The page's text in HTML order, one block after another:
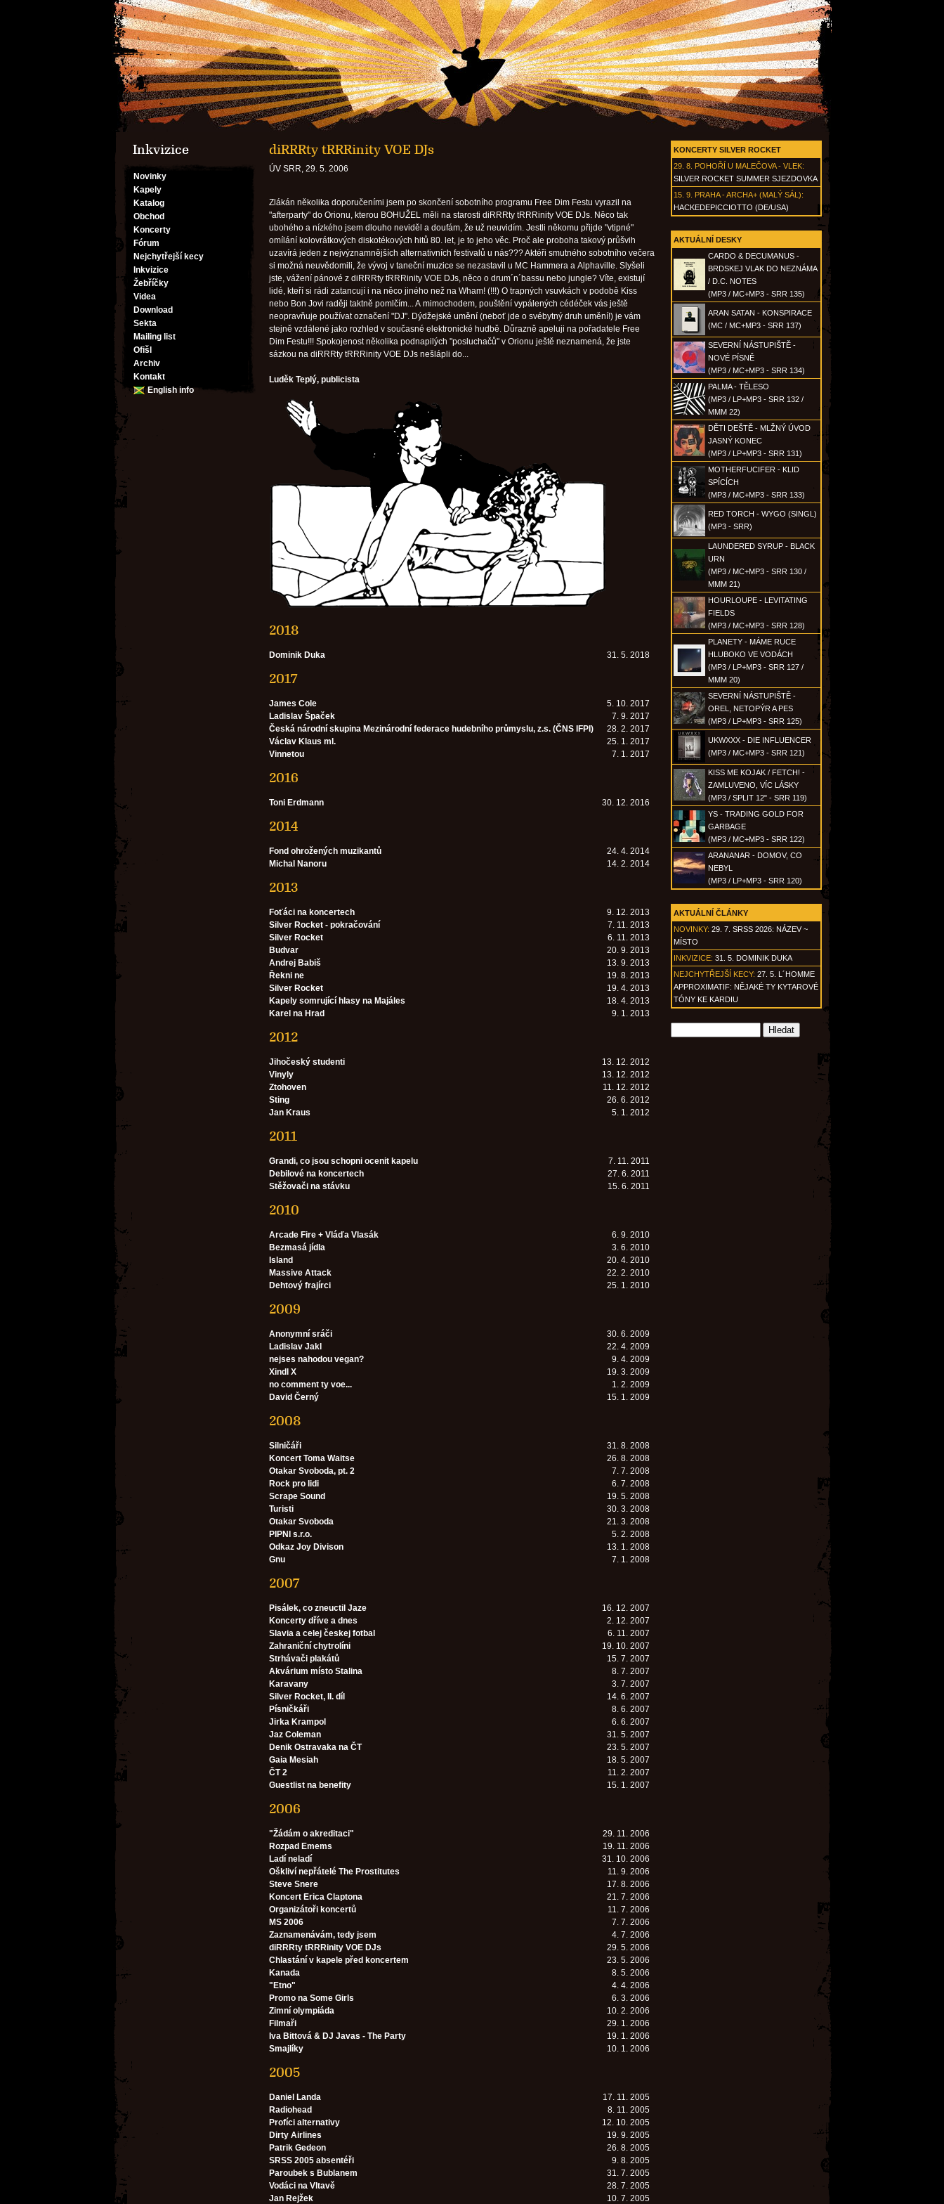
Inkvizice
Novinky
Kapely
Katalog
Obchod
Koncerty
Fórum
Nejchytřejší kecy
Inkvizice
Žebříčky
Videa
Download
Sekta
Mailing list
Ofišl
Archiv
Kontakt
English info
KONCERTY SILVER ROCKET
29. 8. POHOŘÍ U MALEČOVA - VLEK:
SILVER ROCKET SUMMER SJEZDOVKA
15. 9. PRAHA - ARCHA+ (MALÝ SÁL):
HACKEDEPICCIOTTO (DE/USA)
AKTUÁLNÍ DESKY
CARDO & DECUMANUS -
BRDSKEJ VLAK DO NEZNÁMA
/ D.C. NOTES
(MP3 / MC+MP3 - SRR 135)
ARAN SATAN - KONSPIRACE
(MC / MC+MP3 - SRR 137)
SEVERNÍ NÁSTUPIŠTĚ -
NOVÉ PÍSNĚ
(MP3 / MC+MP3 - SRR 134)
PALMA - TĚLESO
(MP3 / LP+MP3 - SRR 132 /
MMM 22)
DĚTI DEŠTĚ - MLŽNÝ ÚVOD
JASNÝ KONEC
(MP3 / LP+MP3 - SRR 131)
MOTHERFUCIFER - KLID
SPÍCÍCH
(MP3 / MC+MP3 - SRR 133)
RED TORCH - WYGO (SINGL)
(MP3 - SRR)
LAUNDERED SYRUP - BLACK
URN
(MP3 / MC+MP3 - SRR 130 /
MMM 21)
HOURLOUPE - LEVITATING
FIELDS
(MP3 / MC+MP3 - SRR 128)
PLANETY - MÁME RUCE
HLUBOKO VE VODÁCH
(MP3 / LP+MP3 - SRR 127 /
MMM 20)
SEVERNÍ NÁSTUPIŠTĚ -
OREL, NETOPÝR A PES
(MP3 / LP+MP3 - SRR 125)
UKWXXX - DIE INFLUENCER
(MP3 / MC+MP3 - SRR 121)
KISS ME KOJAK / FETCH! -
ZAMLUVENO, VÍC LÁSKY
(MP3 / SPLIT 12" - SRR 119)
YS - TRADING GOLD FOR
GARBAGE
(MP3 / MC+MP3 - SRR 122)
ARANANAR - DOMOV, CO
NEBYL
(MP3 / LP+MP3 - SRR 120)
AKTUÁLNÍ ČLÁNKY
NOVINKY: 29. 7. SRSS 2026: NÁZEV ~
MÍSTO
INKVIZICE: 31. 5. DOMINIK DUKA
NEJCHYTŘEJŠÍ KECY: 27. 5. L´HOMME
APPROXIMATIF: NĚJAKÉ TY KYTAROVÉ
TÓNY KE KARDIU
diRRRty tRRRinity VOE DJs
ÚV SRR, 29. 5. 2006
Zlákán několika doporučeními jsem po skončení sobotního programu Free Dim Festu vyrazil na
"afterparty" do Orionu, kterou BOHUŽEL měli na starosti diRRRty tRRRinity VOE DJs. Něco tak
ubohého a nízkého jsem dlouho neviděl a doufám, že už neuvidím. Jestli někomu přijde "vtipné"
omílání kolovrátkových diskotékových hitů 80. let, je to jeho věc. Proč ale proboha takový průšvih
uzavírá jeden z nejvýznamnějších alternativních festivalů u nás??? Aktéři smutného sobotního večera
si možná neuvědomili, že vývoj v taneční muzice se nezastavil u MC Hammera a Alphaville. Slyšeli
jste, vážení pánové z diRRRty tRRRinity VOE DJs, něco o drum´n´bassu nebo jungle? Víte, existují
lidé, kteří si rádi zatancují i na něco jiného než na Wham! (!!!) O trapných vsuvkách v podobě Kiss
nebo Bon Jovi raději taktně pomlčím... A mimochodem, pouštění vypálených cédéček vás ještě
neopravňuje používat označení "DJ". Dýdžejské umění (neboť jde o svébytný druh umění!) je vám
stejně vzdálené jako rozhled v současné elektronické hudbě. Důrazně apeluji na pořadatele Free
Dim Festu!!! Spokojenost několika podnapilých "posluchačů" v Orionu ještě neznamená, že jste
sázkou na diRRRty tRRRinity VOE DJs nešlápli do...
Luděk Teplý, publicista
2018
Dominik Duka 31. 5. 2018
2017
James Cole
5. 10. 2017
Ladislav Špaček
7. 9. 2017
Česká národní skupina Mezinárodní federace hudebního průmyslu, z.s. (ČNS IFPI)
28. 2. 2017
Václav Klaus ml.
25. 1. 2017
Vinnetou
7. 1. 2017
2016
Toni Erdmann 30. 12. 2016
2014
Fond ohrožených muzikantů
24. 4. 2014
Michal Nanoru
14. 2. 2014
2013
Foťáci na koncertech
9. 12. 2013
Silver Rocket - pokračování
7. 11. 2013
Silver Rocket
6. 11. 2013
Budvar
20. 9. 2013
Andrej Babiš
13. 9. 2013
Řekni ne
19. 8. 2013
Silver Rocket
19. 4. 2013
Kapely somrující hlasy na Majáles
18. 4. 2013
Karel na Hrad
9. 1. 2013
2012
Jihočeský studenti
13. 12. 2012
Vinyly
13. 12. 2012
Ztohoven
11. 12. 2012
Sting
26. 6. 2012
Jan Kraus
5. 1. 2012
2011
Grandi, co jsou schopni ocenit kapelu
7. 11. 2011
Debilové na koncertech
27. 6. 2011
Stěžovači na stávku
15. 6. 2011
2010
Arcade Fire + Vláďa Vlasák
6. 9. 2010
Bezmasá jídla
3. 6. 2010
Island
20. 4. 2010
Massive Attack
22. 2. 2010
Dehtový frajírci
25. 1. 2010
2009
Anonymní sráči
30. 6. 2009
Ladislav Jakl
22. 4. 2009
nejses nahodou vegan?
9. 4. 2009
Xindl X
19. 3. 2009
no comment ty voe...
1. 2. 2009
David Černý
15. 1. 2009
2008
Silničáři
31. 8. 2008
Koncert Toma Waitse
26. 8. 2008
Otakar Svoboda, pt. 2
7. 7. 2008
Rock pro lidi
6. 7. 2008
Scrape Sound
19. 5. 2008
Turisti
30. 3. 2008
Otakar Svoboda
21. 3. 2008
PIPNI s.r.o.
5. 2. 2008
Odkaz Joy Divison
13. 1. 2008
Gnu
7. 1. 2008
2007
Pisálek, co zneuctil Jaze
16. 12. 2007
Koncerty dříve a dnes
2. 12. 2007
Slavia a celej českej fotbal
6. 11. 2007
Zahraniční chytrolíni
19. 10. 2007
Strhávači plakátů
15. 7. 2007
Akvárium místo Stalina
8. 7. 2007
Karavany
3. 7. 2007
Silver Rocket, II. díl
14. 6. 2007
Písničkáři
8. 6. 2007
Jirka Krampol
6. 6. 2007
Jaz Coleman
31. 5. 2007
Denik Ostravaka na ČT
23. 5. 2007
Gaia Mesiah
18. 5. 2007
ČT 2
11. 2. 2007
Guestlist na benefity
15. 1. 2007
2006
"Žádám o akreditaci"
29. 11. 2006
Rozpad Emems
19. 11. 2006
Ladí neladí
31. 10. 2006
Oškliví nepřátelé The Prostitutes
11. 9. 2006
Steve Snere
17. 8. 2006
Koncert Erica Claptona
21. 7. 2006
Organizátoři koncertů
11. 7. 2006
MS 2006
7. 7. 2006
Zaznamenávám, tedy jsem
4. 7. 2006
diRRRty tRRRinity VOE DJs
29. 5. 2006
Chlastání v kapele před koncertem
23. 5. 2006
Kanada
8. 5. 2006
"Etno"
4. 4. 2006
Promo na Some Girls
6. 3. 2006
Zimní olympiáda
10. 2. 2006
Filmaři
29. 1. 2006
Iva Bittová & DJ Javas - The Party
19. 1. 2006
Smajlíky
10. 1. 2006
2005
Daniel Landa
17. 11. 2005
Radiohead
8. 11. 2005
Profíci alternativy
12. 10. 2005
Dirty Airlines
19. 9. 2005
Patrik Gedeon
26. 8. 2005
SRSS 2005 absentéři
9. 8. 2005
Paroubek s Bublanem
31. 7. 2005
Vodáci na Vltavě
28. 7. 2005
Jan Rejžek
10. 7. 2005